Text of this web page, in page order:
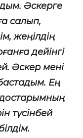
Әскерге
салып,
жеңілдің
дейінгі
Әскер мені
Ең
түсінбей